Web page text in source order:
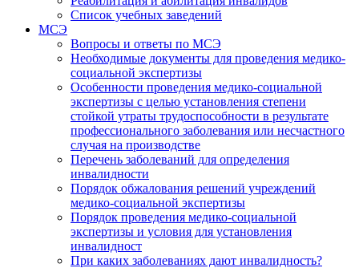
Список учебных заведений
МСЭ
Вопросы и ответы по МСЭ
Необходимые документы для проведения медико-
социальной экспертизы
Особенности проведения медико-социальной
экспертизы с целью установления степени
стойкой утраты трудоспособности в результате
профессионального заболевания или несчастного
случая на производстве
Перечень заболеваний для определения
инвалидности
Порядок обжалования решений учреждений
медико-социальной экспертизы
Порядок проведения медико-социальной
экспертизы и условия для установления
инвалидност
При каких заболеваниях дают инвалидность?